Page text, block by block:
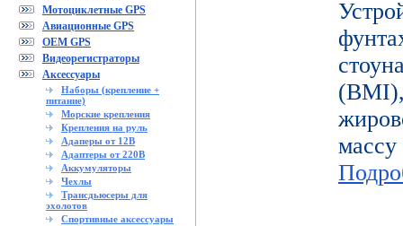
Мотоциклетные GPS
Авиационные GPS
OEM GPS
Видеорегистраторы
Аксессуары
Наборы (крепление +
питание)
Морские крепления
Крепления на руль
Адаперы от 12В
Адаптеры от 220В
Аккумуляторы
Чехлы
Трансдьюсеры для
эхолотов
Спортивные аксессуары